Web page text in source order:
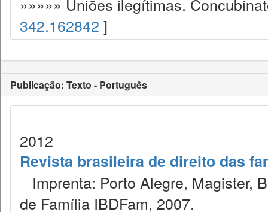
342.162842 ]
Publicação: Texto - Português
2012
Revista brasileira de direito das
Imprenta: Porto Alegre, Magister,
de Família IBDFam, 2007.